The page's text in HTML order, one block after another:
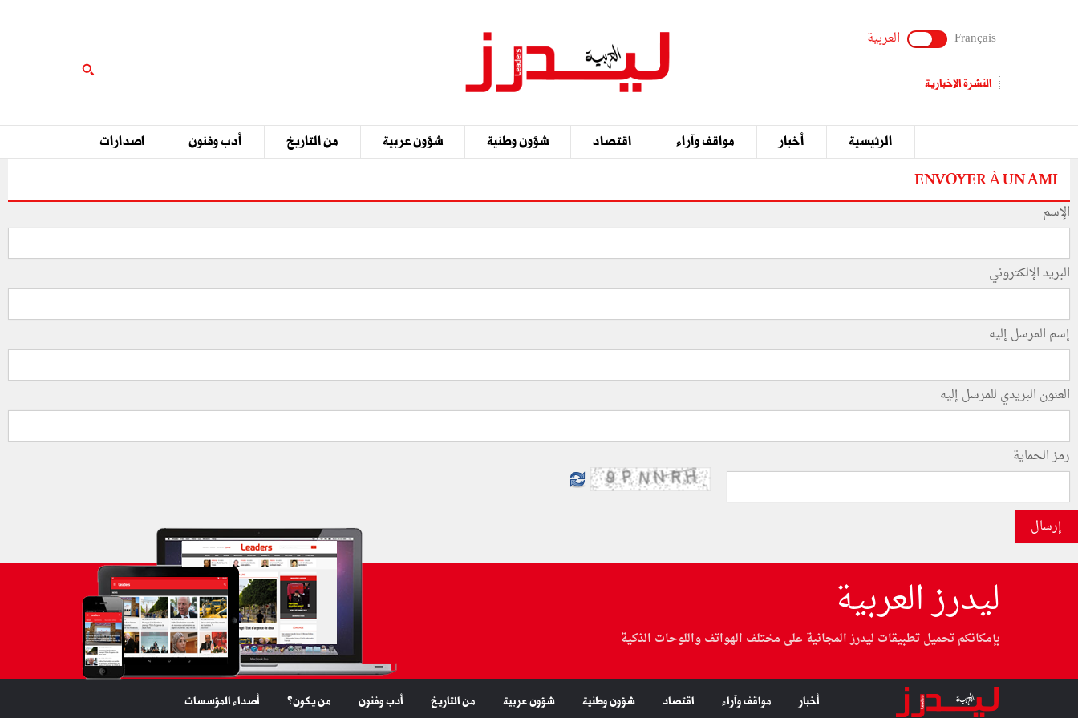
Français العربية
النشرة الإخبارية
الرئيسية أخبار مواقف وآراء اقتصاد شؤون وطنية شؤون عربية من التاريخ أدب وفنون اصدارات
ENVOYER À UN AMI
الإسم
البريد الإلكتروني
إسم المرسل إليه
العنون البريدي للمرسل إليه
رمز الحماية
إرسال
ليدرز العربية
بإمكانكم تحميل تطبيقات ليدرز المجانية على مختلف الهواتف واللوحات الذكية
أخبار مواقف وآراء اقتصاد شؤون وطنية شؤون عربية من التاريخ أدب وفنون من يكون؟ أصداء المؤسسات